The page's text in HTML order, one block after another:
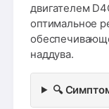
двигателем
оптимальное
наддува.
🔍